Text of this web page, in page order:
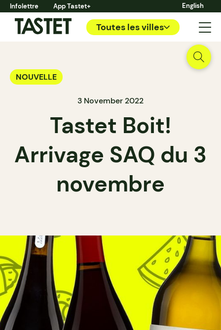
Infolettre App Tastet+ English
Toutes les villes
NOUVELLE
3 November 2022
Tastet Boit!
Arrivage SAQ du 3
novembre